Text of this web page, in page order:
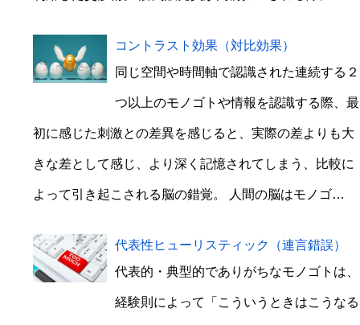
コントラスト効果（対比効果）
同じ空間や時間軸で認識された連続する２
つ以上のモノゴトや情報を認識する際、最
初に感じた刺激との差異を感じると、実際の差よりも大
きな差として感じ、より深く記憶されてしまう、比較に
よって引き起こされる脳の錯覚。 人間の脳はモノゴ…
代表性ヒューリスティック（連言錯誤）
代表的・典型的でありがちなモノゴトは、
経験則によって「こういうときはこうなる